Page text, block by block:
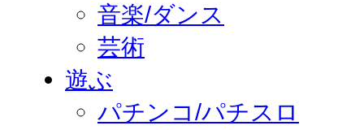
音楽/ダンス
芸術
遊ぶ
パチンコ/パチスロ